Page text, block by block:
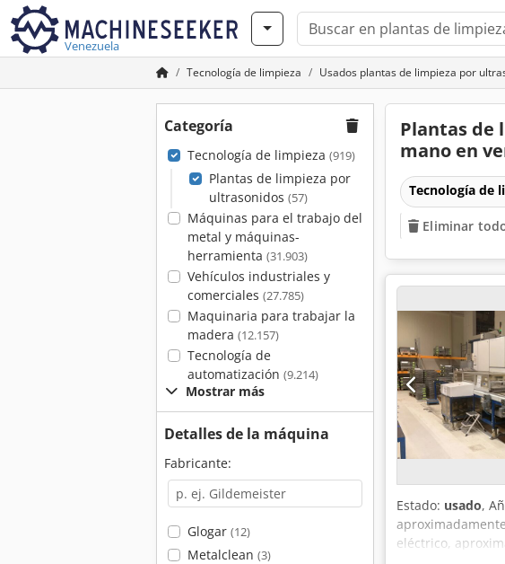
Venezuela
Tecnología de limpieza Usados plantas de limpieza por
Categoría
Tecnología de limpieza (919)
Plantas de limpieza por
ultrasonidos (57)
Máquinas para el trabajo del
metal y máquinas-
herramienta (31.903)
Vehículos industriales y
comerciales (27.785)
Maquinaria para trabajar la
madera (12.157)
Tecnología de
automatización (9.214)
Mostrar más
Detalles de la máquina
Fabricante:
Glogar (12)
Metalclean (3)
Plantas de
mano en
Tecnología de
Eliminar
Estado: usado,
eléctrico,